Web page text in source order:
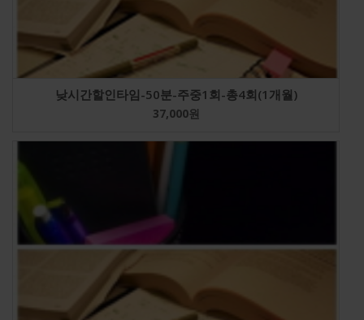
낮시간할인타임-50분-주중1회-총4회(1개월)
37,000원